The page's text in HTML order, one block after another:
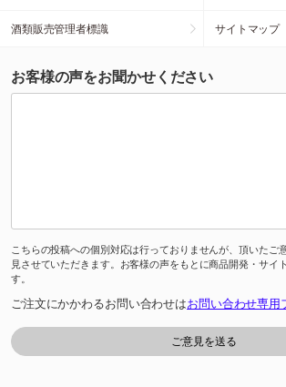
酒類販売管理者標識 サイトマップ
お客様の声をお聞かせください
こちらの投稿への個別対応は行っておりませんが、頂いたご
見させていただきます。お客様の声をもとに商品開発・サイ
す。
ご注文にかかわるお問い合わせはお問い合わせ専用